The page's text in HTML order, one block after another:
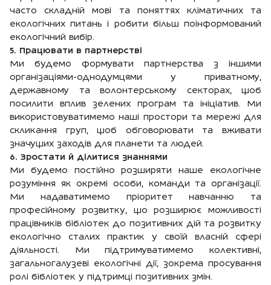
часто складній мові та поняттях кліматичних та
екологічних питань і робити більш поінформований
екологічний вибір.
5. Працювати в партнерстві
Ми будемо формувати партнерства з іншими
організаціями-однодумцями у приватному,
державному та волонтерському секторах, щоб
посилити вплив зелених програм та ініціатив. Ми
використовуватимемо наші простори та мережі для
скликання груп, щоб обговорювати та вживати
значущих заходів для планети та людей.
6. Зростати й ділитися знаннями
Ми будемо постійно розширяти наше екологічне
розуміння як окремі особи, команди та організації.
Ми надаватимемо пріоритет навчанню та
професійному розвитку, що розширює можливості
працівників бібліотек до позитивних дій та розвитку
екологічно сталих практик у своїй власній сфері
діяльності. Ми підтримуватимемо колективні,
загальногалузеві екологічні дії, зокрема просування
ролі бібліотек у підтримці позитивних змін.